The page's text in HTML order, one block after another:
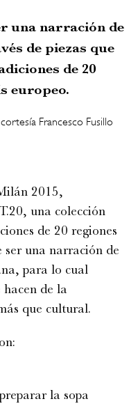
una narración de
de piezas que
de 20
europeo.
Francesco Fusillo
2015,
una colección
de 20 regiones
ser una narración de
para lo cual
de la
que cultural.
la sopa